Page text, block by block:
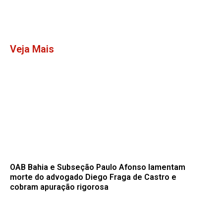
Veja Mais
OAB Bahia e Subseção Paulo Afonso lamentam
morte do advogado Diego Fraga de Castro e
cobram apuração rigorosa